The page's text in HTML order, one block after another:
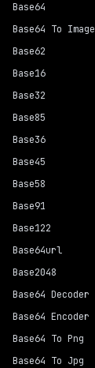
Base64
Base64 To Image
Base62
Base16
Base32
Base85
Base36
Base45
Base58
Base91
Base122
Base64url
Base2048
Base64 Decoder
Base64 Encoder
Base64 To Png
Base64 To Jpg